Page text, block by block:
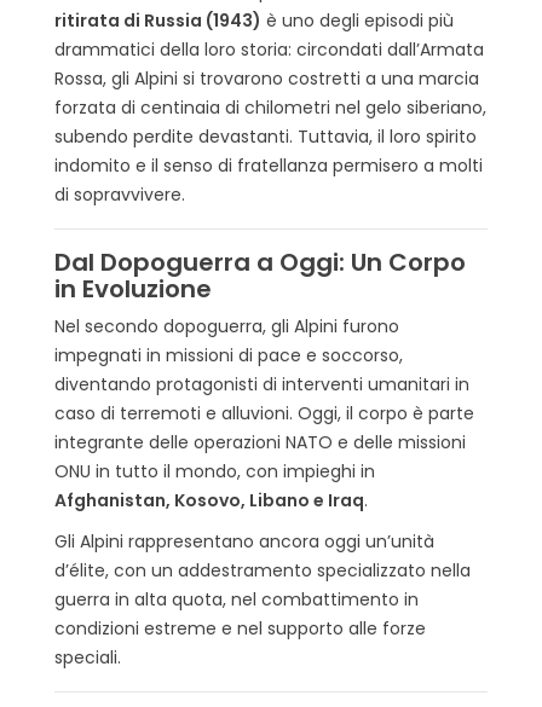
ritirata di Russia (1943) è uno degli episodi più
drammatici della loro storia: circondati dall’Armata
Rossa, gli Alpini si trovarono costretti a una marcia
forzata di centinaia di chilometri nel gelo siberiano,
subendo perdite devastanti. Tuttavia, il loro spirito
indomito e il senso di fratellanza permisero a molti
di sopravvivere.
Dal Dopoguerra a Oggi: Un Corpo
in Evoluzione
Nel secondo dopoguerra, gli Alpini furono
impegnati in missioni di pace e soccorso,
diventando protagonisti di interventi umanitari in
caso di terremoti e alluvioni. Oggi, il corpo è parte
integrante delle operazioni NATO e delle missioni
ONU in tutto il mondo, con impieghi in
Afghanistan, Kosovo, Libano e Iraq.
Gli Alpini rappresentano ancora oggi un’unità
d’élite, con un addestramento specializzato nella
guerra in alta quota, nel combattimento in
condizioni estreme e nel supporto alle forze
speciali.